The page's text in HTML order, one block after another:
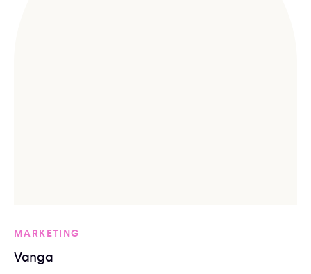
MARKETING
Vanga